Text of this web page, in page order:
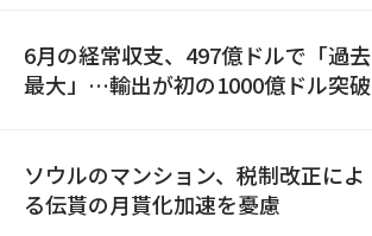
6月の経常収支、497億ドルで「過去
最大」…輸出が初の1000億ドル突破
ソウルのマンション、税制改正によ
る伝貰の月貰化加速を憂慮